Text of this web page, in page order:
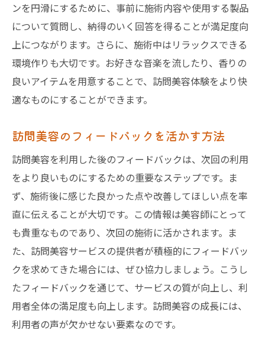
ンを円滑にするために、事前に施術内容や使用する製品
について質問し、納得のいく回答を得ることが満足度向
上につながります。さらに、施術中はリラックスできる
環境作りも大切です。お好きな音楽を流したり、香りの
良いアイテムを用意することで、訪問美容体験をより快
適なものにすることができます。
訪問美容のフィードバックを活かす方法
訪問美容を利用した後のフィードバックは、次回の利用
をより良いものにするための重要なステップです。ま
ず、施術後に感じた良かった点や改善してほしい点を率
直に伝えることが大切です。この情報は美容師にとって
も貴重なものであり、次回の施術に活かされます。ま
た、訪問美容サービスの提供者が積極的にフィードバッ
クを求めてきた場合には、ぜひ協力しましょう。こうし
たフィードバックを通じて、サービスの質が向上し、利
用者全体の満足度も向上します。訪問美容の成長には、
利用者の声が欠かせない要素なのです。